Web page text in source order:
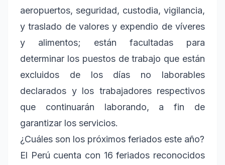
aeropuertos, seguridad, custodia, vigilancia,
y traslado de valores y expendio de víveres
y alimentos; están facultadas para
determinar los puestos de trabajo que están
excluidos de los días no laborables
declarados y los trabajadores respectivos
que continuarán laborando, a fin de
garantizar los servicios.
¿Cuáles son los próximos feriados este año?
El Perú cuenta con 16 feriados reconocidos